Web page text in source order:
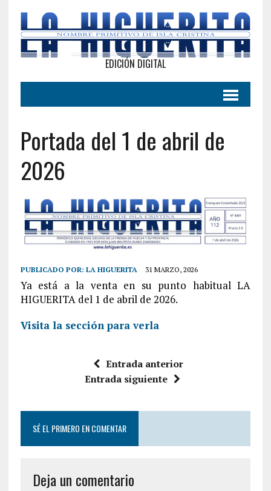
EDICIÓN DIGITAL
Portada del 1 de abril de
2026
PUBLICADO POR: LA HIGUERITA 31 MARZO, 2026
Ya está a la venta en su punto habitual LA
HIGUERITA del 1 de abril de 2026.
Visita la sección para verla
Entrada anterior
Entrada siguiente
SÉ EL PRIMERO EN COMENTAR
Deja un comentario